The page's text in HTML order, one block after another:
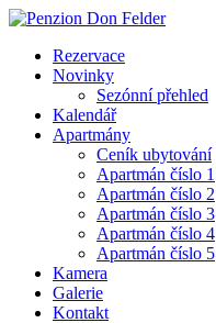
Rezervace
Novinky
Sezónní přehled
Kalendář
Apartmány
Ceník ubytování
Apartmán číslo 1
Apartmán číslo 2
Apartmán číslo 3
Apartmán číslo 4
Apartmán číslo 5
Kamera
Galerie
Kontakt